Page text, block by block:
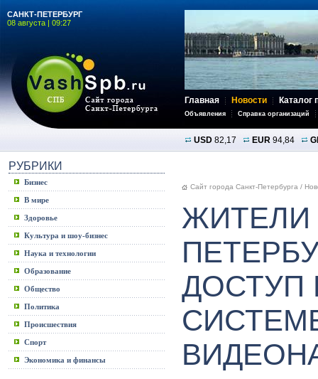
САНКТ-ПЕТЕРБУРГ
08 августа | 09:27
Главная Новости Каталог
Объявления Справка организаций
USD 82,17 EUR 94,84
РУБРИКИ
Бизнес
В мире
Здоровье
Культура и шоу-бизнес
Наука и технологии
Образование
Общество
Политика
Происшествия
Спорт
Экономика и финансы
Сайт города Санкт-Петербурга /
ЖИТЕЛИ
ДОСТУП